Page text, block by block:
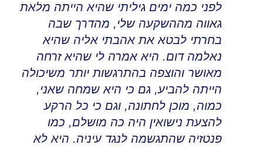
לפני כמה ימים גיליתי שהיא הייתה מלאת
גאווה מההשקעה שלי, מהדרך שבה
בחרתי לבטא את אהבתי אליה שהיא
נאלמה דום. היא אמרה לי שהיא זרחה
מאושר והוצפה בהתרגשות יותר משיכולה
הייתה להביע, גם כי היא שמחה שאני,
כמוה, מוכן לחתונה, וגם כי כל הרקע
להצעת נישואין היה כה מושלם, כמו
פנטזיה שהתגשמה לנגד עיניה. היא לא